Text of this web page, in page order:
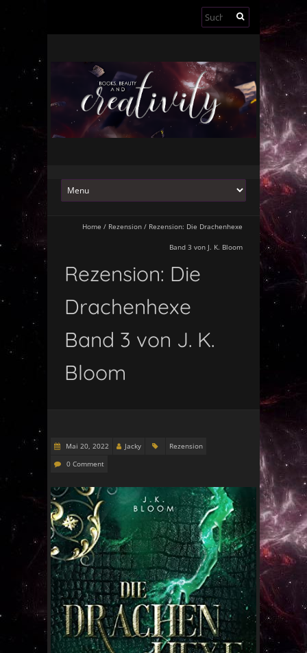
Suchen
nach:
Home / Rezension / Rezension: Die Drachenhexe
Band 3 von J. K. Bloom
Rezension: Die
Drachenhexe
Band 3 von J. K.
Bloom
Mai 20, 2022 Jacky
Rezension
0 Comment